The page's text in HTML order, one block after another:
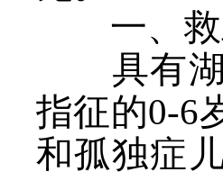
一、救
具有湖
指征的0-6
和孤独症